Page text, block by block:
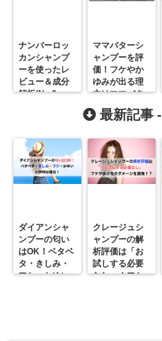
ナンバーロッ
カンシャンプ
ーを使ったレ
ビュー＆成分
解析(No.6can
り公式サイト
購入がおすす
め☆
ママバターシ
ャンプーを評
価！フケやか
ゆみが出る理
由はママバタ
ーの成分にア
リ！最新記事 -
ダイアンシャ
ンプーの匂い
はOK！ベタベ
タ・きしみ・
フケ・かゆい
クレージュシ
ャンプーの解
析評価は「お
試しする必要
なし」！フケ